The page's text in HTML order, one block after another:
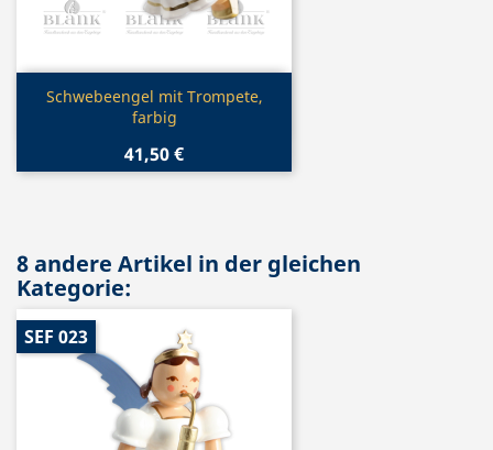
Vorschau
Schwebeengel mit Trompete,
farbig
41,50 €
8 andere Artikel in der gleichen
Kategorie:
SEF 023